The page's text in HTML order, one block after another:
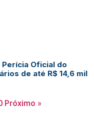
Oficial do
de até R$ 14,6 mil
Próximo »